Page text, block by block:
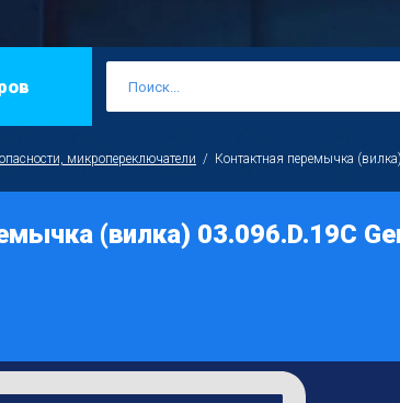
микропереключатели
/  Контактная перемычка
(вилка) 03.096.D.19C